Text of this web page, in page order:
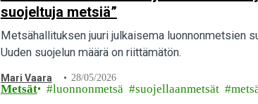
suojeltuja metsiä”
Metsähallituksen juuri julkaisema luonnonmetsien
Uuden suojelun määrä on riittämätön.
Mari Vaara 28/05/2026
Metsät luonnonmetsä suojellaanmetsät